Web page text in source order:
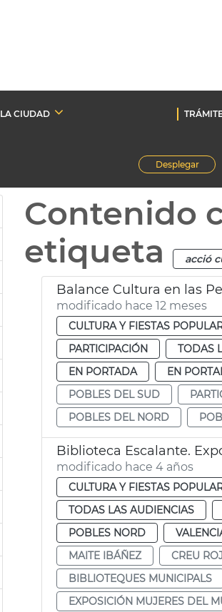
LA CIUDAD
Desplegar
Contenido
etiqueta
acció
Balance Cultura en las
modificado hace 12 meses
CULTURA Y FIESTAS
PARTICIPACIÓN
TODAS
EN PORTADA
EN
POBLES DEL SUD
POBLES DEL NORD
Biblioteca Escalante.
modificado hace 4 años
CULTURA Y FIESTAS
TODAS LAS AUDIENCIAS
POBLES NORD
MAITE IBÁÑEZ
CREU
BIBLIOTEQUES MUNICIPALS
EXPOSICIÓN MUJERES DEL